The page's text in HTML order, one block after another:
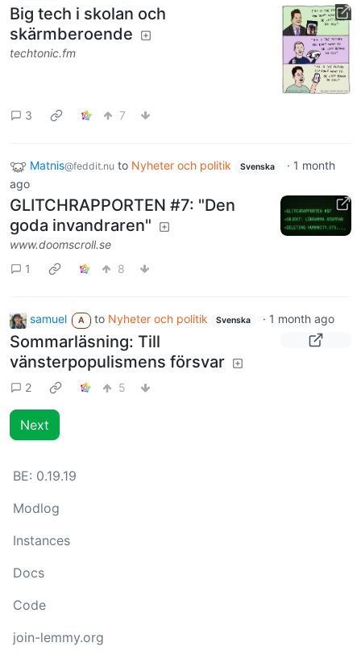
Big tech i skolan och
skärmberoende
techtonic.fm
3 7
Matnis@feddit.nu to Nyheter och politik Svenska · 1 month
ago
GLITCHRAPPORTEN #7: "Den
goda invandraren"
www.doomscroll.se
1
8
samuel A to Nyheter och politik Svenska · 1 month ago
Sommarläsning: Till
vänsterpopulismens försvar
2 5
Next
BE: 0.19.19
Modlog
Instances
Docs
Code
join-lemmy.org